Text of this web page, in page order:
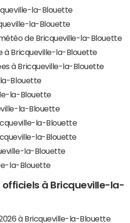
la-Blouette
la-Blouette
de Bricqueville-la-Blouette
à Bricqueville-la-Blouette
à Bricqueville-la-Blouette
la-Blouette
la-Blouette
la-Blouette
la-Blouette
la-Blouette
la-Blouette
la-Blouette
officiels à Bricqueville-la-
à Bricqueville-la-Blouette